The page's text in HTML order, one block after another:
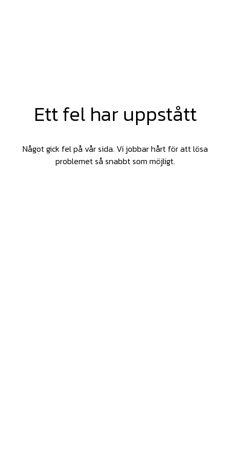
Ett fel har uppstått
Något gick fel på vår sida. Vi jobbar hårt för att lösa
problemet så snabbt som möjligt.